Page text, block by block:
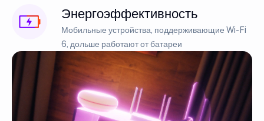
Энергоэффективность
Мобильные устройства, поддерживающие Wi-Fi
6, дольше работают от батареи